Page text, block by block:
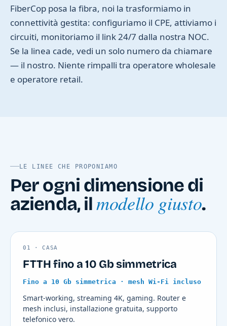
FiberCop posa la fibra, noi la trasformiamo in
connettività gestita: configuriamo il CPE, attiviamo i
circuiti, monitoriamo il link 24/7 dalla nostra NOC.
Se la linea cade, vedi un solo numero da chiamare
— il nostro. Niente rimpalli tra operatore wholesale
e operatore retail.
LE LINEE CHE PROPONIAMO
Per ogni dimensione di
azienda, ilmodello giusto.
01 · CASA
FTTH fino a 10 Gb simmetrica
Fino a 10 Gb simmetrica · mesh Wi-Fi incluso
Smart-working, streaming 4K, gaming. Router e
mesh inclusi, installazione gratuita, supporto
telefonico vero.